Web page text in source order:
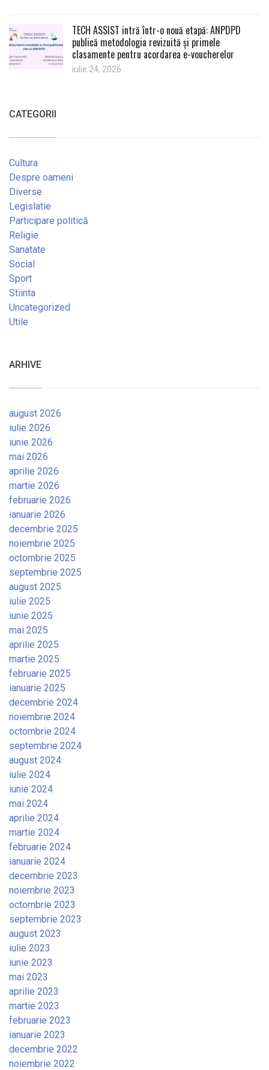
TECH ASSIST intră într-o nouă etapă: ANPDPD
publică metodologia revizuită și primele
clasamente pentru acordarea e-voucherelor
iulie 24, 2026
CATEGORII
Cultura
Despre oameni
Diverse
Legislatie
Participare politică
Religie
Sanatate
Social
Sport
Stiinta
Uncategorized
Utile
ARHIVE
august 2026
iulie 2026
iunie 2026
mai 2026
aprilie 2026
martie 2026
februarie 2026
ianuarie 2026
decembrie 2025
noiembrie 2025
octombrie 2025
septembrie 2025
august 2025
iulie 2025
iunie 2025
mai 2025
aprilie 2025
martie 2025
februarie 2025
ianuarie 2025
decembrie 2024
noiembrie 2024
octombrie 2024
septembrie 2024
august 2024
iulie 2024
iunie 2024
mai 2024
aprilie 2024
martie 2024
februarie 2024
ianuarie 2024
decembrie 2023
noiembrie 2023
octombrie 2023
septembrie 2023
august 2023
iulie 2023
iunie 2023
mai 2023
aprilie 2023
martie 2023
februarie 2023
ianuarie 2023
decembrie 2022
noiembrie 2022